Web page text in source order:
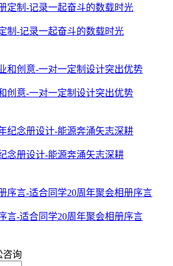
制-记录一起奋斗的数载时光
创意-一对一定制设计突出优势
念册设计-能源奔涌矢志深耕
言-适合同学20周年聚会相册序言
咨询